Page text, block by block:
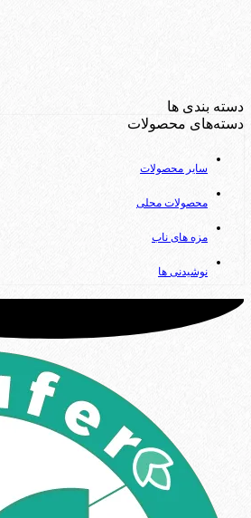
دسته بندی ها
دسته‌های محصولات
سایر محصولات
محصولات محلی
مزه های ناب
نوشیدنی ها